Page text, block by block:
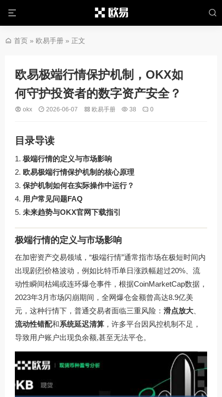
首页 » 欧易手册 » 正文
欧易极端行情保护机制，OKX如
何守护投资者的数字资产安全？
okx 2026-06-07 欧易手册 38 0
目录导读
极端行情的定义与市场影响
欧易极端行情保护机制的核心原理
保护机制如何在实际操作中运行？
用户常见问题FAQ
未来趋势与OKX官网下载指引
极端行情的定义与市场影响
在加密资产交易领域，“极端行情”通常指市场在极短时间内
出现剧烈价格波动，例如比特币单日涨跌幅超过20%、流
动性瞬间枯竭或连环爆仓事件，根据CoinMarketCap数据，
2023年3月市场闪崩期间，全网爆仓金额曾高达8.9亿美
元，这种行情下，普通交易者面临三重风险： 滑点放大
流动性错配和系统延迟清算 ，许多平台因风控机制不足，
导致用户账户出现负余额,甚至无法平仓。